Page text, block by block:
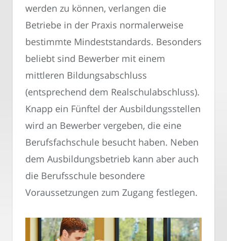
werden zu können, verlangen die
Betriebe in der Praxis normalerweise
bestimmte Mindeststandards. Besonders
beliebt sind Bewerber mit einem
mittleren Bildungsabschluss
(entsprechend dem Realschulabschluss).
Knapp ein Fünftel der Ausbildungsstellen
wird an Bewerber vergeben, die eine
Berufsfachschule besucht haben. Neben
dem Ausbildungsbetrieb kann aber auch
die Berufsschule besondere
Voraussetzungen zum Zugang festlegen.